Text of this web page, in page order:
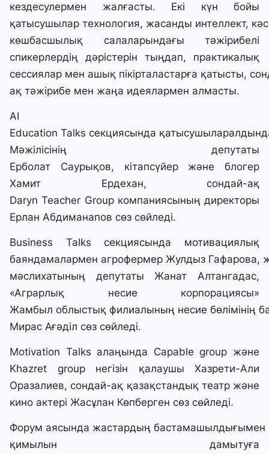
кездесулермен жалғасты. Екі күн бойы
қатысушылар технология, жасанды интеллект,
көшбасшылық салаларындағы тәжірибелі
спикерлердің дәрістерін тыңдап, практикалық
сессиялар мен ашық пікірталастарға қатысты,
ақ тәжірибе мен жаңа идеялармен алмасты.
AI
Education Talks секциясында
Мәжілісінің депутаты
Ерболат Саурықов, кітапсүйер және блогер
Хамит Ердехан, сондай-ақ
Daryn Teacher Group компаниясының директоры
Ерлан Абдиманапов сөз сөйледі.
Business Talks секциясында мотивациялық
баяндамалармен агрофермер Жулдыз Гафарова,
мәслихатының депутаты Жанат Алтангадас,
«Аграрлық несие корпорациясы»
Жамбыл облыстық филиалының несие бөлімінің
Мирас Ағәділ сөз сөйледі.
Motivation Talks алаңында Capable group және
Khazret group негізін қалаушы Хазрети-Али
Оразалиев, сондай-ақ қазақстандық театр және
кино актері Жасұлан Көпберген сөз сөйледі.
Форум аясында жастардың бастамашылдығымен
қимылын дамытуға